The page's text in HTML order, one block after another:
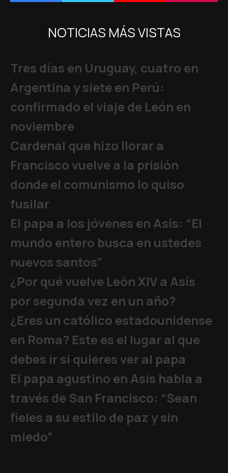
NOTICIAS MÁS VISTAS
Tres días en Uruguay, cuatro en
Argentina y siete en Perú:
confirmado el viaje de León en
noviembre
Cardenal que hizo llorar a
Francisco vuelve a la prisión
donde el comunismo lo quiso
fusilar
El papa a los jóvenes en Asís: “El
mundo entero busca en ustedes
nuevos santos”
¿Por qué vuelve León XIV a Asís
por segunda vez en un año?
¿Eres un católico estadounidense
en Roma? Este es el lugar al que
debes ir si quieres ver al papa
El papa agustino en Asís habla a
través de San Francisco: “Sean
fieles a su estilo de paz y sin
miedo”